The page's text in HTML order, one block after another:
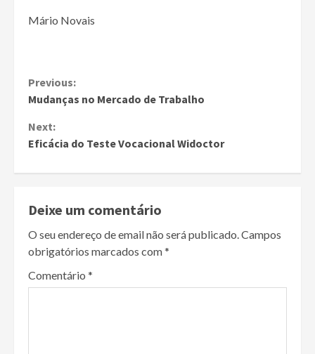
Mário Novais
Continue
Reading
Previous:
Mudanças no Mercado de Trabalho
Next:
Eficácia do Teste Vocacional Widoctor
Deixe um comentário
O seu endereço de email não será publicado.Campos
obrigatórios marcados com*
Comentário *